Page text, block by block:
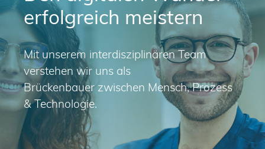
Referenzen
care.insights
Über uns
Karriere
erfolgreich meistern
Mit unserem interdisziplinären Team
verstehen wir uns als
Brückenbauer zwischen Mensch, Prozess
& Technologie.